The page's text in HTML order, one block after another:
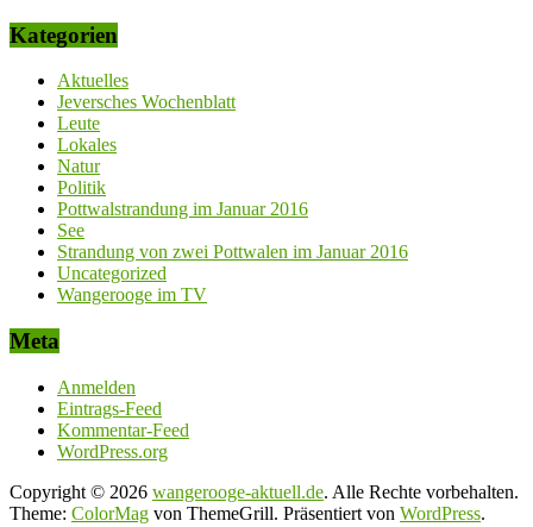
Kategorien
Aktuelles
Jeversches Wochenblatt
Leute
Lokales
Natur
Politik
Pottwalstrandung im Januar 2016
See
Strandung von zwei Pottwalen im Januar 2016
Uncategorized
Wangerooge im TV
Meta
Anmelden
Eintrags-Feed
Kommentar-Feed
WordPress.org
Copyright © 2026 wangerooge-aktuell.de. Alle Rechte vorbehalten.
Theme: ColorMag von ThemeGrill. Präsentiert von WordPress.